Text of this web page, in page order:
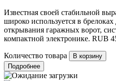
Известная своей стабильной
широко используется в
открывания гаражных ворот,
компактной электронике. RUB
Количество товара
Подробнее